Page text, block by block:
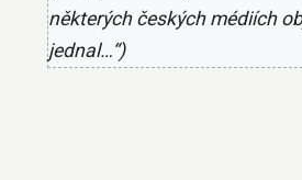
některých českých médiích
jednal…“